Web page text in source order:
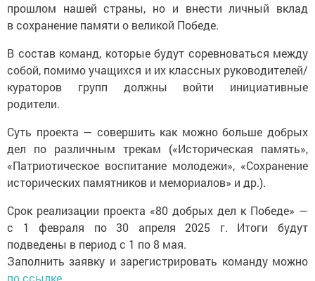
прошлом нашей страны, но и внести личный вклад
в сохранение памяти о великой Победе.
В состав команд, которые будут соревноваться между
собой, помимо учащихся и их классных руководителей/
кураторов групп должны войти инициативные
родители.
Суть проекта — совершить как можно больше добрых
дел по различным трекам («Историческая память»,
«Патриотическое воспитание молодежи», «Сохранение
исторических памятников и мемориалов» и др.).
Срок реализации проекта «80 добрых дел к Победе» —
с 1 февраля по 30 апреля 2025 г. Итоги будут
подведены в период с 1 по 8 мая.
Заполнить заявку и зарегистрировать команду можно
по ссылке.